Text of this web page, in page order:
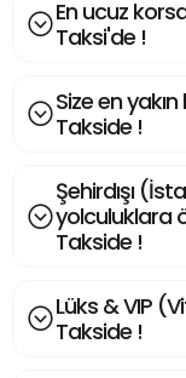
En ucuz
Taksi'de !
Size en
Takside !
Şehirdışı
yolculuklara
Takside !
Lüks & VIP
Takside !